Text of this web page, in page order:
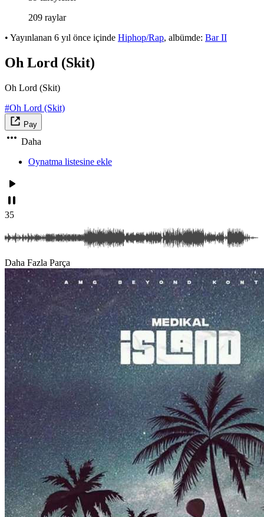
209 raylar
• Yayınlanan 6 yıl önce içinde Hiphop/Rap, albümde: Bar II
Oh Lord (Skit)
Oh Lord (Skit)
#Oh Lord (Skit)
Pay
Daha
Oynatma listesine ekle
35
Daha Fazla Parça